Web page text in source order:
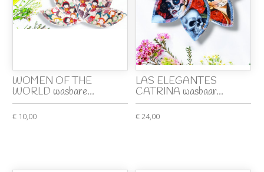
WOMEN OF THE
WORLD wasbare...
€ 10,00
LAS ELEGANTES
CATRINA wasbaar...
€ 24,00